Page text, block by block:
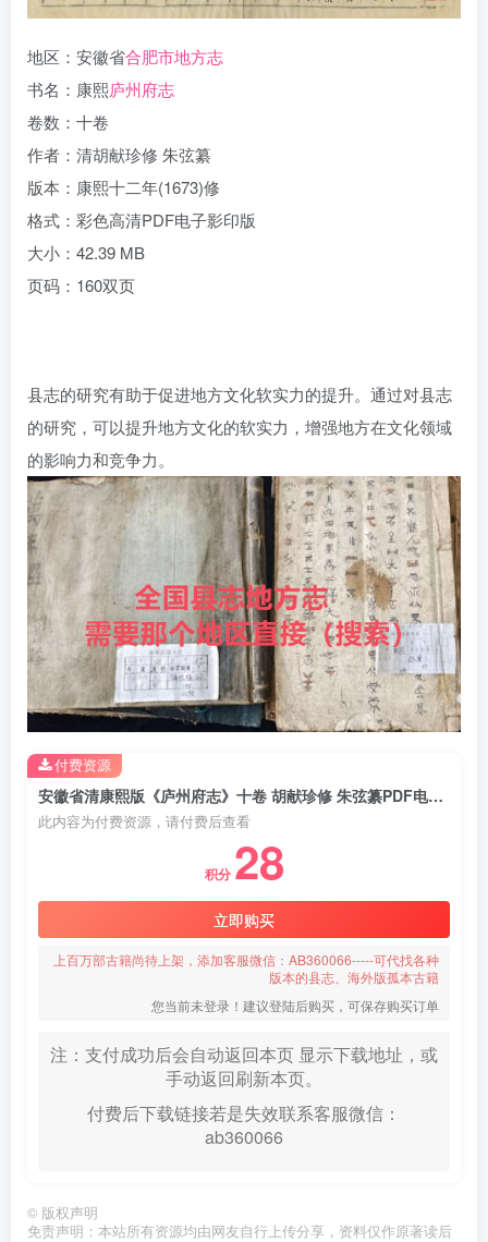
地区：安徽省合肥市地方志
书名：康熙庐州府志
卷数：十卷
作者：清胡献珍修 朱弦纂
版本：康熙十二年(1673)修
格式：彩色高清PDF电子影印版
大小：42.39 MB
页码：160双页
县志的研究有助于促进地方文化软实力的提升。通过对县志
的研究，可以提升地方文化的软实力，增强地方在文化领域
的影响力和竞争力。
安徽省清康熙版《庐州府志》十卷 胡献珍修 朱弦纂PDF电子版地方志下载
此内容为付费资源，请付费后查看
积分 28
立即购买
上百万部古籍尚待上架，添加客服微信：AB360066-----可代找各种
版本的县志、海外版孤本古籍
您当前未登录！建议登陆后购买，可保存购买订单
注：支付成功后会自动返回本页 显示下载地址，或
手动返回刷新本页。
付费后下载链接若是失效联系客服微信：
ab360066
付费资源
© 版权声明
免责声明：本站所有资源均由网友自行上传分享，资料仅作原著读后